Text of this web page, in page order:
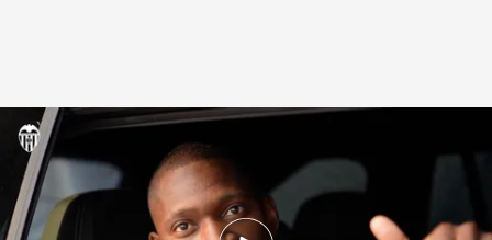
Aliou Dieng ya es del Valencia CF.Valencia CF
David Torres
07 JUL 2026 - 21:19h.